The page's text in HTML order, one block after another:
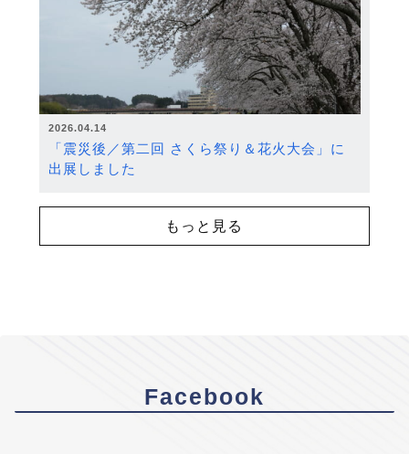
2026.04.14
「震災後／第二回 さくら祭り＆花火大会」に
出展しました
もっと見る
Facebook